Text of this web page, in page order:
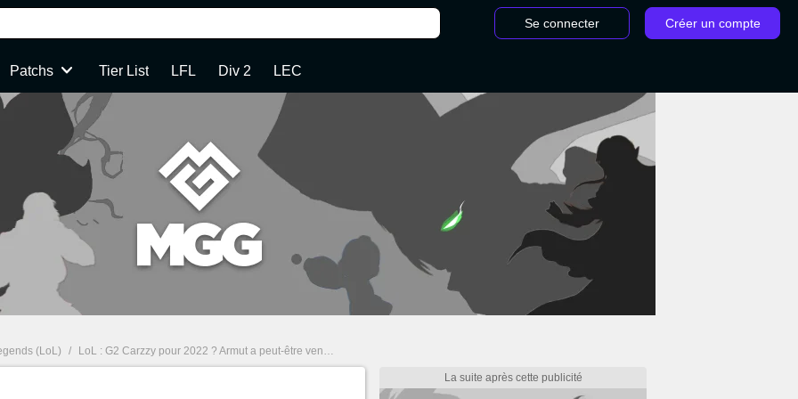
Se connecter Créer un compte
Patchs Tier List LFL Div 2 LEC
(LoL) / LoL : G2 Carzzy pour 2022 ? Armut a peut-être vendu la mèche